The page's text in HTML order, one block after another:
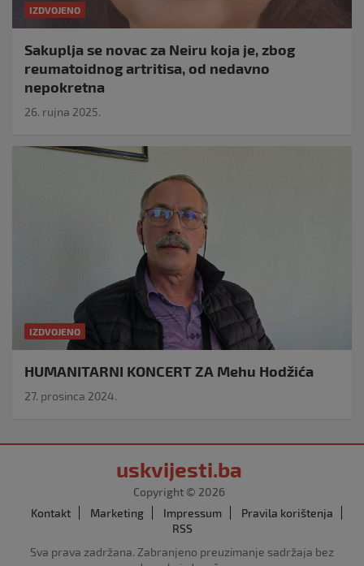
IZDVOJENO
Sakuplja se novac za Neiru koja je, zbog
reumatoidnog artritisa, od nedavno
nepokretna
26. rujna 2025.
IZDVOJENO
HUMANITARNI KONCERT ZA Mehu Hodžića
27. prosinca 2024.
uskvijesti.ba
Copyright © 2026
Kontakt
Marketing Impressum
Pravila korištenja
RSS
Sva prava zadržana. Zabranjeno preuzimanje sadržaja bez